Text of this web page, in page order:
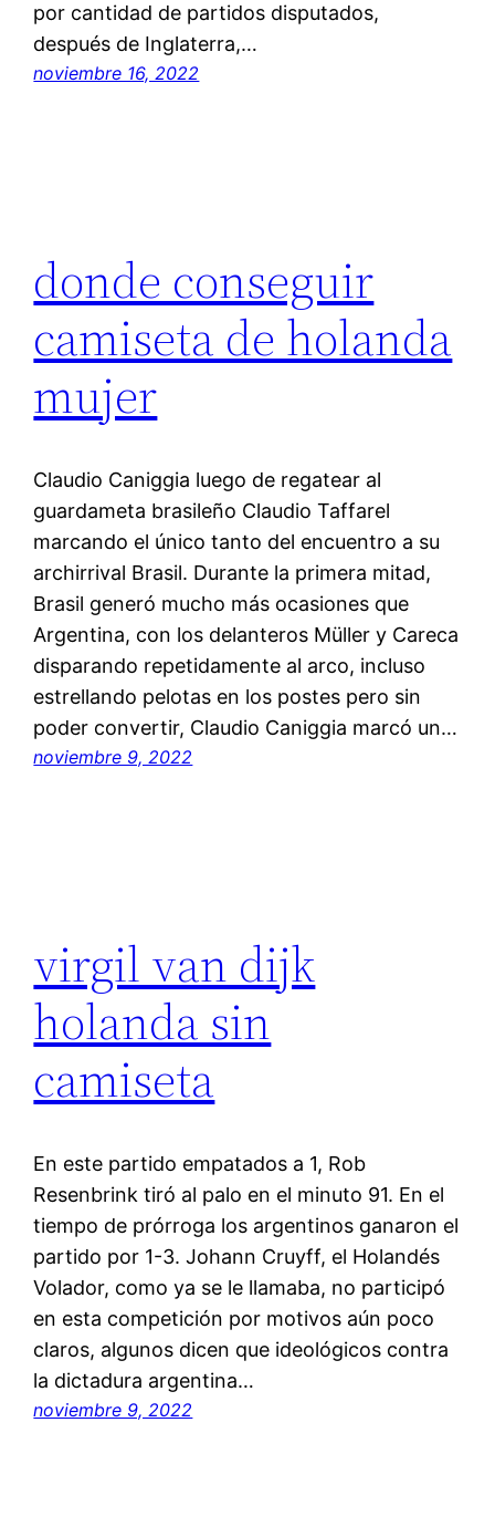
por cantidad de partidos disputados,
después de Inglaterra,…
noviembre 16, 2022
donde conseguir
camiseta de holanda
mujer
Claudio Caniggia luego de regatear al
guardameta brasileño Claudio Taffarel
marcando el único tanto del encuentro a su
archirrival Brasil. Durante la primera mitad,
Brasil generó mucho más ocasiones que
Argentina, con los delanteros Müller y Careca
disparando repetidamente al arco, incluso
estrellando pelotas en los postes pero sin
poder convertir, Claudio Caniggia marcó un…
noviembre 9, 2022
virgil van dijk
holanda sin
camiseta
En este partido empatados a 1, Rob
Resenbrink tiró al palo en el minuto 91. En el
tiempo de prórroga los argentinos ganaron el
partido por 1-3. Johann Cruyff, el Holandés
Volador, como ya se le llamaba, no participó
en esta competición por motivos aún poco
claros, algunos dicen que ideológicos contra
la dictadura argentina…
noviembre 9, 2022